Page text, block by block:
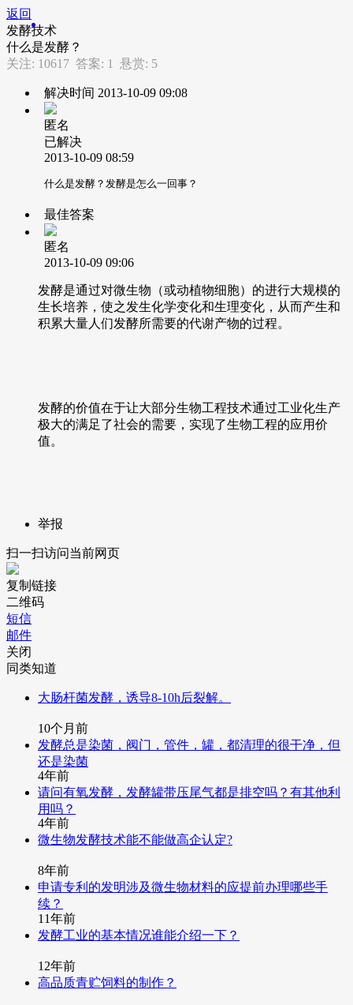
返回
发酵技术
什么是发酵？
关注: 10617 答案: 1 悬赏: 5
解决时间 2013-10-09 09:08
匿名
已解决
2013-10-09 08:59
什么是发酵？发酵是怎么一回事？
最佳答案
匿名
2013-10-09 09:06
发酵是通过对微生物（或动植物细胞）的进行大规模的
生长培养，使之发生化学变化和生理变化，从而产生和
积累大量人们发酵所需要的代谢产物的过程。
发酵的价值在于让大部分生物工程技术通过工业化生产
极大的满足了社会的需要，实现了生物工程的应用价
值。
举报
扫一扫访问当前网页
复制链接
二维码
短信
邮件
关闭
同类知道
大肠杆菌发酵，诱导8-10h后裂解。
10个月前
发酵总是染菌，阀门，管件，罐，都清理的很干净，但
还是染菌
4年前
请问有氧发酵，发酵罐带压尾气都是排空吗？有其他利
用吗？
4年前
微生物发酵技术能不能做高企认定?
8年前
申请专利的发明涉及微生物材料的应提前办理哪些手
续？
11年前
发酵工业的基本情况谁能介绍一下？
12年前
高品质青贮饲料的制作？